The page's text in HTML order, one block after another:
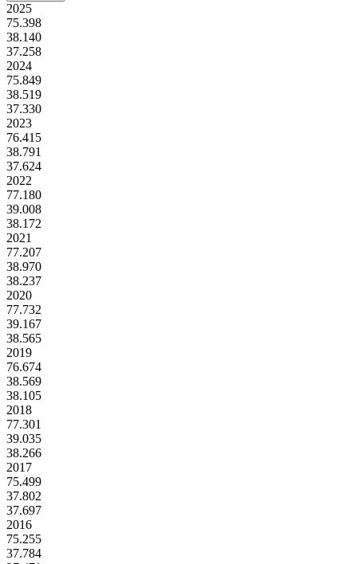
2025
75.398
38.140
37.258
2024
75.849
38.519
37.330
2023
76.415
38.791
37.624
2022
77.180
39.008
38.172
2021
77.207
38.970
38.237
2020
77.732
39.167
38.565
2019
76.674
38.569
38.105
2018
77.301
39.035
38.266
2017
75.499
37.802
37.697
2016
75.255
37.784